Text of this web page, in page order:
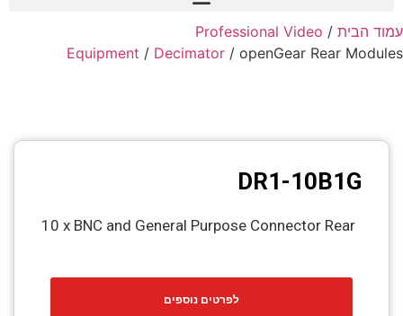
Frame Grabber
PTZ Confrence Camera
C-Mount Lenss
Professional Video Equipment
Fiber Optic
עמוד הבית /
Professional Video
Equipment / Decimator / openGear Rear Modules
DR1-10B1G
10 x BNC and General Purpose Connector Rear
לפרטים נוספים